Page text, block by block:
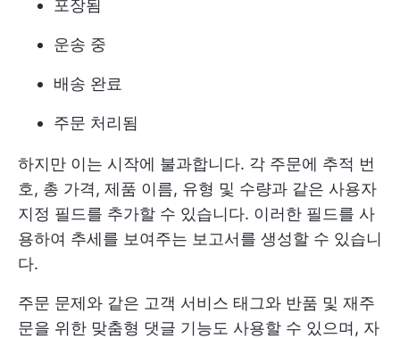
포장됨
운송 중
배송 완료
주문 처리됨
하지만 이는 시작에 불과합니다. 각 주문에 추적 번
호, 총 가격, 제품 이름, 유형 및 수량과 같은 사용자
지정 필드를 추가할 수 있습니다. 이러한 필드를 사
용하여 추세를 보여주는 보고서를 생성할 수 있습니
다.
주문 문제와 같은 고객 서비스 태그와 반품 및 재주
문을 위한 맞춤형 댓글 기능도 사용할 수 있으며, 자